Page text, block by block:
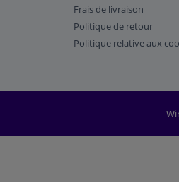
Frais de livraison
Politique de retour
Politique relative aux